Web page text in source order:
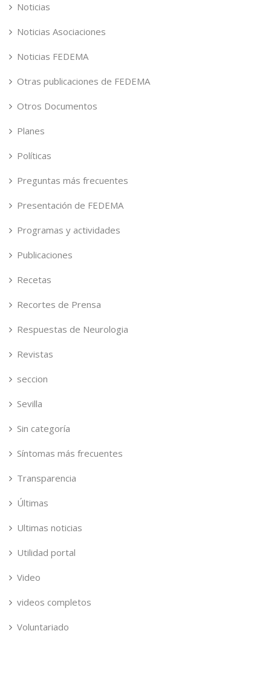
Noticias
Noticias Asociaciones
Noticias FEDEMA
Otras publicaciones de FEDEMA
Otros Documentos
Planes
Políticas
Preguntas más frecuentes
Presentación de FEDEMA
Programas y actividades
Publicaciones
Recetas
Recortes de Prensa
Respuestas de Neurologia
Revistas
seccion
Sevilla
Sin categoría
Síntomas más frecuentes
Transparencia
Últimas
Ultimas noticias
Utilidad portal
Video
videos completos
Voluntariado